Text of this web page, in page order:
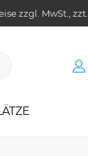
zzgl. MwSt.,